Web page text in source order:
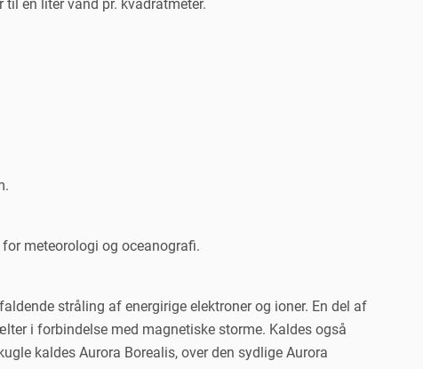
én liter vand pr. kvadratmeter.
meteorologi og oceanografi.
stråling af energirige elektroner og ioner. En del af
i forbindelse med magnetiske storme. Kaldes også
kaldes Aurora Borealis, over den sydlige Aurora